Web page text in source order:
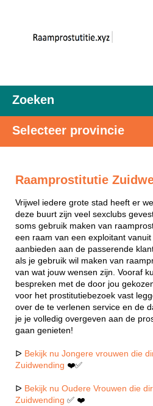
Zoeken
Selecteer provincie
Raamprostitutie
Vrijwel iedere grote stad heeft er
deze buurt zijn veel sexclubs
soms gebruik maken van
een raam van een exploitant
aanbieden aan de passerende
als je gebruik wil maken van
van wat jouw wensen zijn. Vooraf
bespreken met de door jou
voor het prostitutiebezoek vast
over de te verlenen service en de
je je volledig overgeven aan de
gaan genieten!
ᐅ Bekijk nu Jongere vrouwen die
Zuidwending ❤️✅
ᐅ Bekijk nu Oudere Vrouwen die
Zuidwending ✅ ❤️